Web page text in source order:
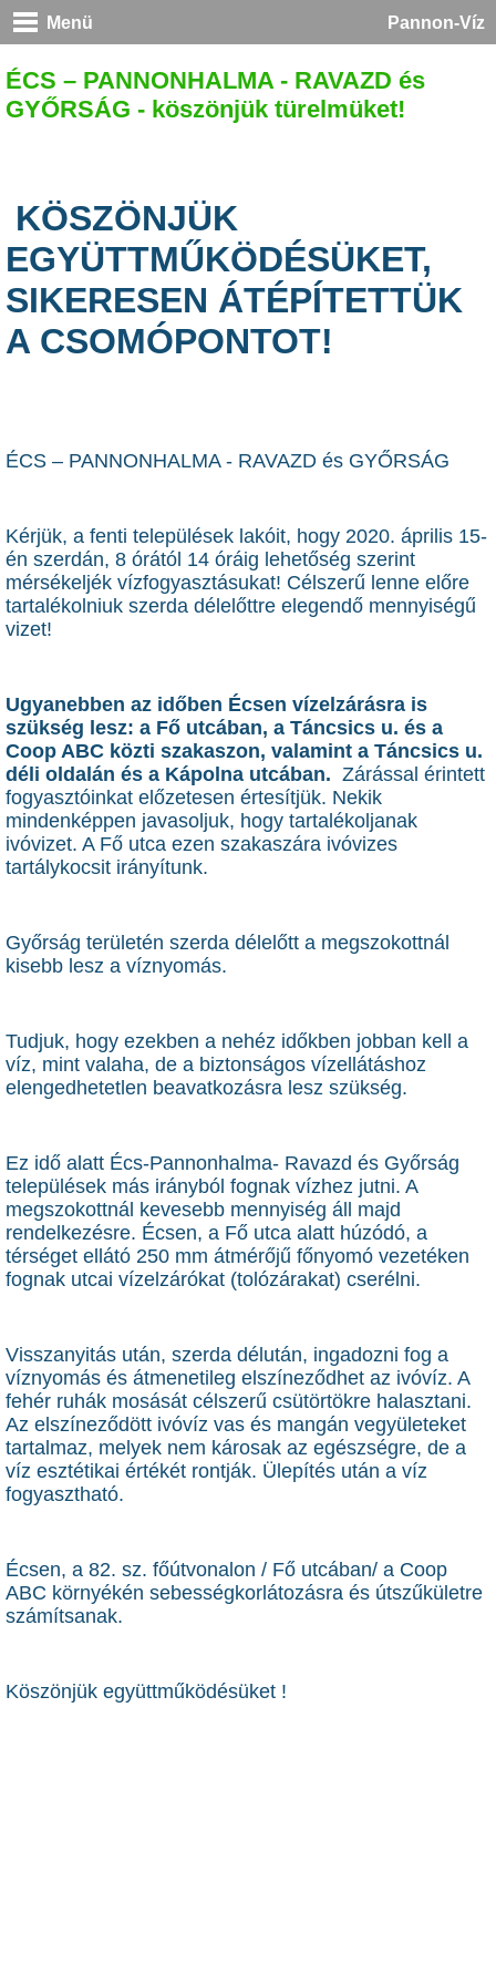
Menü Pannon-Víz
ÉCS – PANNONHALMA - RAVAZD és
GYŐRSÁG - köszönjük türelmüket!
KÖSZÖNJÜK
EGYÜTTMŰKÖDÉSÜKET,
SIKERESEN ÁTÉPÍTETTÜK
A CSOMÓPONTOT!
ÉCS – PANNONHALMA - RAVAZD és GYŐRSÁG
Kérjük, a fenti települések lakóit, hogy 2020. április 15-
én szerdán, 8 órától 14 óráig lehetőség szerint
mérsékeljék vízfogyasztásukat! Célszerű lenne előre
tartalékolniuk szerda délelőttre elegendő mennyiségű
vizet!
Ugyanebben az időben Écsen vízelzárásra is
szükség lesz: a Fő utcában, a Táncsics u. és a
Coop ABC közti szakaszon, valamint a Táncsics u.
déli oldalán és a Kápolna utcában. Zárással érintett
fogyasztóinkat előzetesen értesítjük. Nekik
mindenképpen javasoljuk, hogy tartalékoljanak
ivóvizet. A Fő utca ezen szakaszára ivóvizes
tartálykocsit irányítunk.
Győrság területén szerda délelőtt a megszokottnál
kisebb lesz a víznyomás.
Tudjuk, hogy ezekben a nehéz időkben jobban kell a
víz, mint valaha, de a biztonságos vízellátáshoz
elengedhetetlen beavatkozásra lesz szükség.
Ez idő alatt Écs-Pannonhalma- Ravazd és Győrság
települések más irányból fognak vízhez jutni. A
megszokottnál kevesebb mennyiség áll majd
rendelkezésre. Écsen, a Fő utca alatt húzódó, a
térséget ellátó 250 mm átmérőjű főnyomó vezetéken
fognak utcai vízelzárókat (tolózárakat) cserélni.
Visszanyitás után, szerda délután, ingadozni fog a
víznyomás és átmenetileg elszíneződhet az ivóvíz. A
fehér ruhák mosását célszerű csütörtökre halasztani.
Az elszíneződött ivóvíz vas és mangán vegyületeket
tartalmaz, melyek nem károsak az egészségre, de a
víz esztétikai értékét rontják. Ülepítés után a víz
fogyasztható.
Écsen, a 82. sz. főútvonalon / Fő utcában/ a Coop
ABC környékén sebességkorlátozásra és útszűkületre
számítsanak.
Köszönjük együttműködésüket !